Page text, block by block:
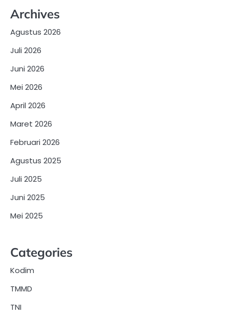
Archives
Agustus 2026
Juli 2026
Juni 2026
Mei 2026
April 2026
Maret 2026
Februari 2026
Agustus 2025
Juli 2025
Juni 2025
Mei 2025
Categories
Kodim
TMMD
TNI